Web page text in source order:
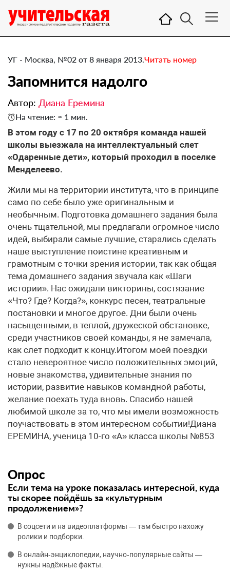
УГ - Москва, №02 от 8 января 2013.Читать номер
​Запомнится надолго
Автор: Диана Еремина
На чтение: ≈ 1 мин.
В этом году с 17 по 20 октября команда нашей
школы выезжала на интеллектуальный слет
«Одаренные дети», который проходил в поселке
Менделеево.
Жили мы на территории института, что в принципе
само по себе было уже оригинальным и
необычным. Подготовка домашнего задания была
очень тщательной, мы предлагали огромное число
идей, выбирали самые лучшие, старались сделать
наше выступление поистине креативным и
грамотным с точки зрения истории, так как общая
тема домашнего задания звучала как «Шаги
истории». Нас ожидали викторины, состязание
«Что? Где? Когда?», конкурс песен, театральные
постановки и многое другое. Дни были очень
насыщенными, в теплой, дружеской обстановке,
среди участников своей команды, я не замечала,
как слет подходит к концу.Итогом моей поездки
стало невероятное число положительных эмоций,
новые знакомства, удивительные знания по
истории, развитие навыков командной работы,
желание поехать туда вновь. Спасибо нашей
любимой школе за то, что мы имели возможность
поучаствовать в этом интересном событии!Диана
ЕРЕМИНА, ученица 10-го «А» класса школы №853
Опрос
Если тема на уроке показалась интересной, куда
ты скорее пойдёшь за «культурным
продолжением»?
В соцсети и на видеоплатформы — там быстро нахожу
ролики и подборки.
В онлайн‑энциклопедии, научно‑популярные сайты —
нужны надёжные факты.